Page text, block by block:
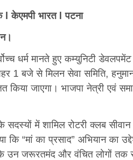
l केएमपी भारत l पटना
धर्म मानते हुए कम्युनिटी
बजे से मिलन सेवा समिति, हनुमान
किया जाएगा। भाजपा नेत्री एवं
सदस्यों में शामिल रोटरी क्लब
कि “मां का प्रसाद” अभियान का
उन जरूरतमंद और वंचित लोगों तक